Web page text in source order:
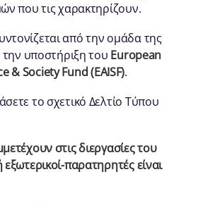
που τις χαρακτηρίζουν.
από την ομάδα της
υποστήριξη του European
& Society Fund (EAISF).
το σχετικό Δελτίο Τύπου
στις διεργασίες του
παρατηρητές είναι